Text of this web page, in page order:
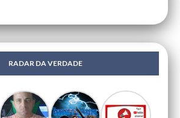
RADAR DA VERDADE